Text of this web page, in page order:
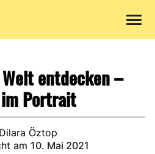
entdecken –
Portrait
Öztop
am 10. Mai 2021